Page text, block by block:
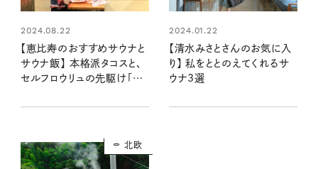
2024.08.22
【恵比寿のおすすめサウナと
サウナ飯】 本格派タコスと、
セルフロウリュの先駆け「ド
食いしんぼう寄り道サウナ
2024.01.22
【清水みさとさんのお気に入
り】 私をととのえてくれるサ
ウナ3選
北欧